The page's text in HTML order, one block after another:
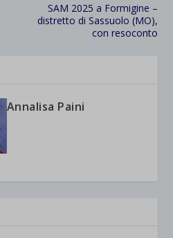
SAM 2025 a Formigine –
distretto di Sassuolo (MO),
con resoconto
Annalisa Paini